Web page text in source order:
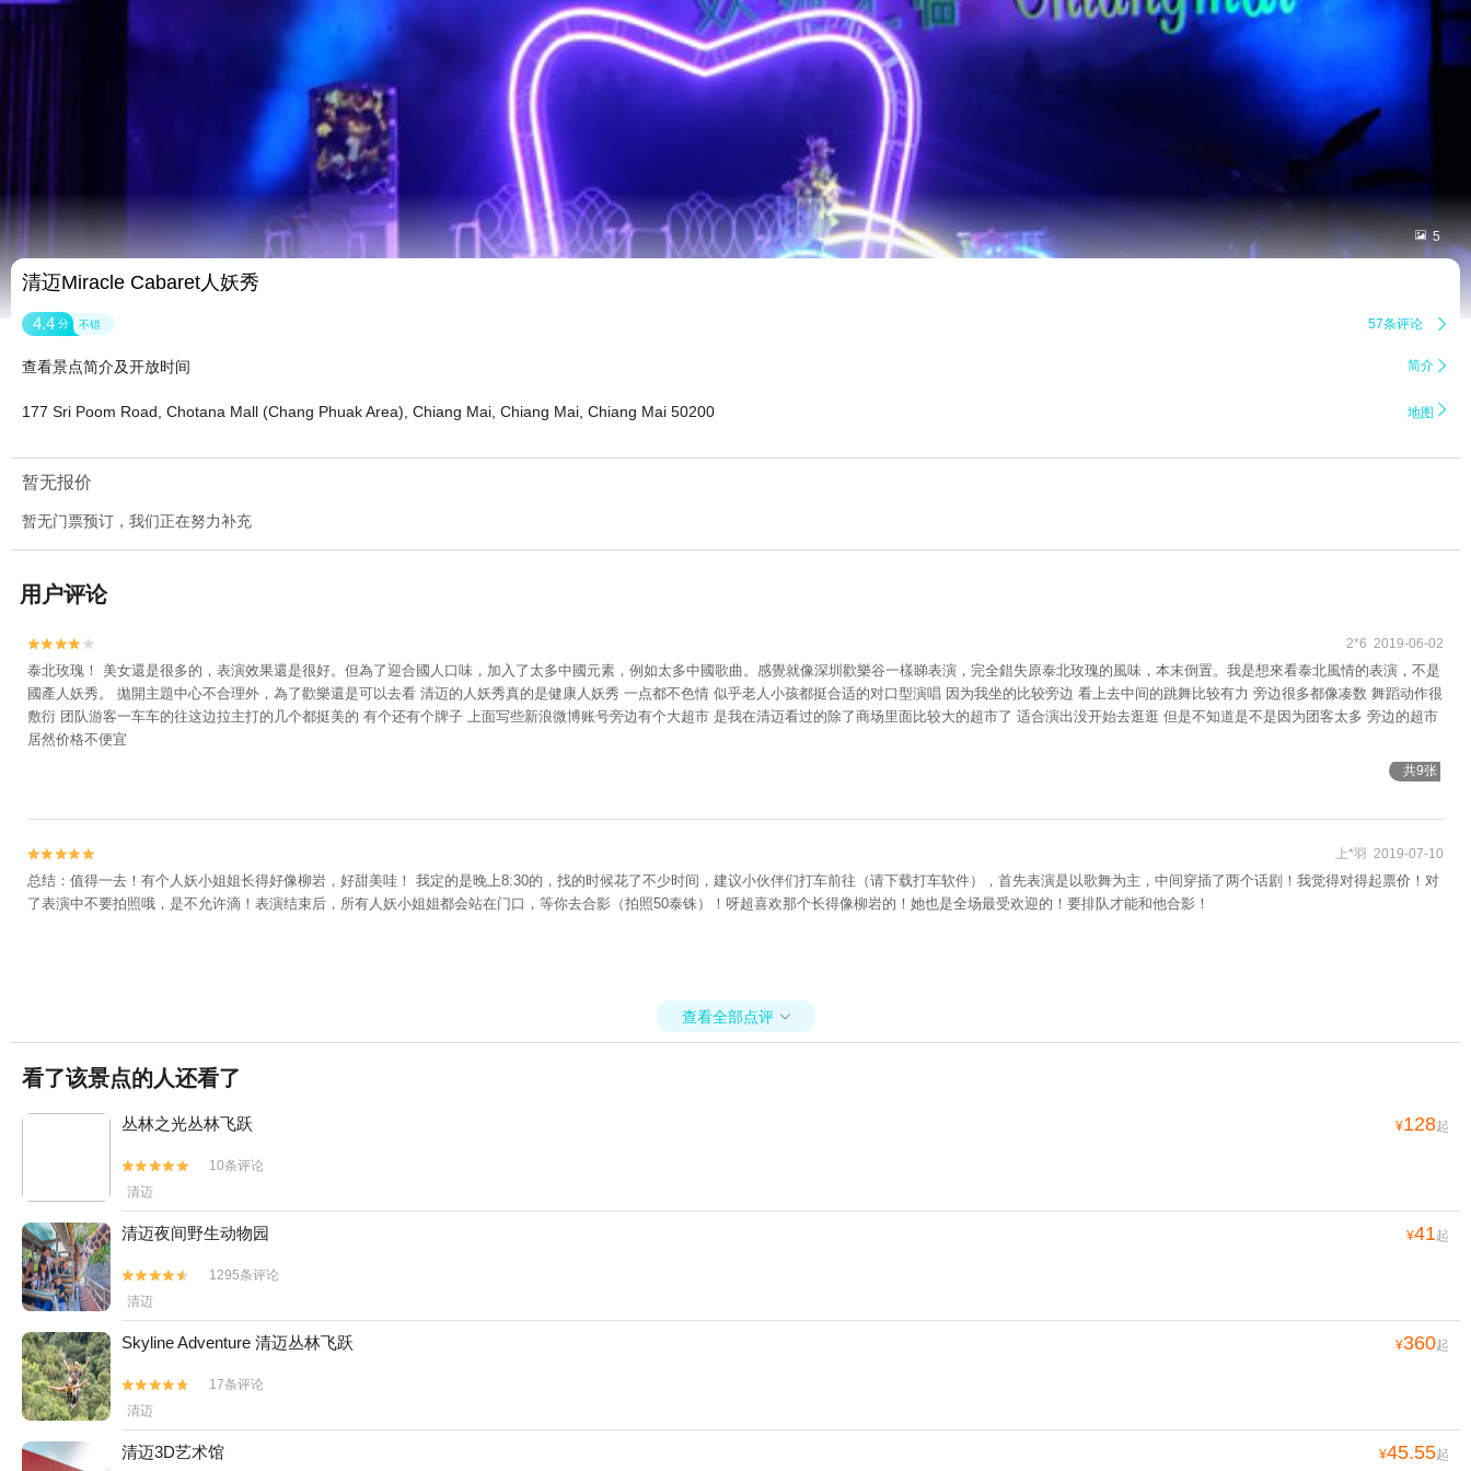
 5
清迈Miracle Cabaret人妖秀
4.4 分 不错 57条评论 
查看景点简介及开放时间 简介 
177 Sri Poom Road, Chotana Mall (Chang Phuak Area), Chiang Mai, Chiang Mai, Chiang Mai 50200 地图 
暂无报价
暂无门票预订，我们正在努力补充
用户评论

 2*6 2019-06-02
泰北玫瑰！ 美女還是很多的，表演效果還是很好。但為了迎合國人口味，加入了太多中國元素，例如太多中國歌曲。感覺就像深圳歡樂谷一樣睇表演，完全錯失原泰北玫瑰的風味，本末倒置。我是想來看泰北風情的表演，不是
國產人妖秀。 拋開主題中心不合理外，為了歡樂還是可以去看 清迈的人妖秀真的是健康人妖秀 一点都不色情 似乎老人小孩都挺合适的对口型演唱 因为我坐的比较旁边 看上去中间的跳舞比较有力 旁边很多都像凑数 舞蹈动作很
敷衍 团队游客一车车的往这边拉主打的几个都挺美的 有个还有个牌子 上面写些新浪微博账号旁边有个大超市 是我在清迈看过的除了商场里面比较大的超市了 适合演出没开始去逛逛 但是不知道是不是因为团客太多 旁边的超市
居然价格不便宜
共9张

 上*羽 2019-07-10
总结：值得一去！有个人妖小姐姐长得好像柳岩，好甜美哇！ 我定的是晚上8:30的，找的时候花了不少时间，建议小伙伴们打车前往（请下载打车软件），首先表演是以歌舞为主，中间穿插了两个话剧！我觉得对得起票价！对
了表演中不要拍照哦，是不允许滴！表演结束后，所有人妖小姐姐都会站在门口，等你去合影（拍照50泰铢）！呀超喜欢那个长得像柳岩的！她也是全场最受欢迎的！要排队才能和他合影！
查看全部点评 
看了该景点的人还看了
丛林之光丛林飞跃 ¥128起


10条评论
清迈
清迈夜间野生动物园 ¥41起


1295条评论
清迈
Skyline Adventure 清迈丛林飞跃 ¥360起


17条评论
清迈
清迈3D艺术馆 ¥45.55起